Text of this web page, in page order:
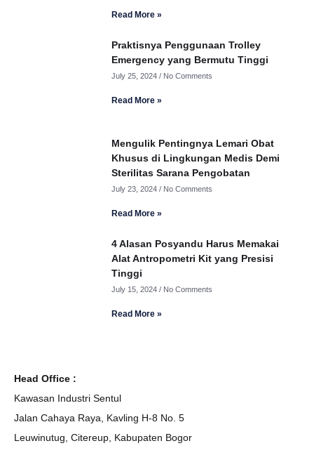
Read More »
Praktisnya Penggunaan Trolley
Emergency yang Bermutu Tinggi
July 25, 2024 No Comments
Read More »
Mengulik Pentingnya Lemari Obat
Khusus di Lingkungan Medis Demi
Sterilitas Sarana Pengobatan
July 23, 2024 No Comments
Read More »
4 Alasan Posyandu Harus Memakai
Alat Antropometri Kit yang Presisi
Tinggi
July 15, 2024 No Comments
Read More »
Head Office :
Kawasan Industri Sentul
Jalan Cahaya Raya, Kavling H-8 No. 5
Leuwinutug, Citereup, Kabupaten Bogor